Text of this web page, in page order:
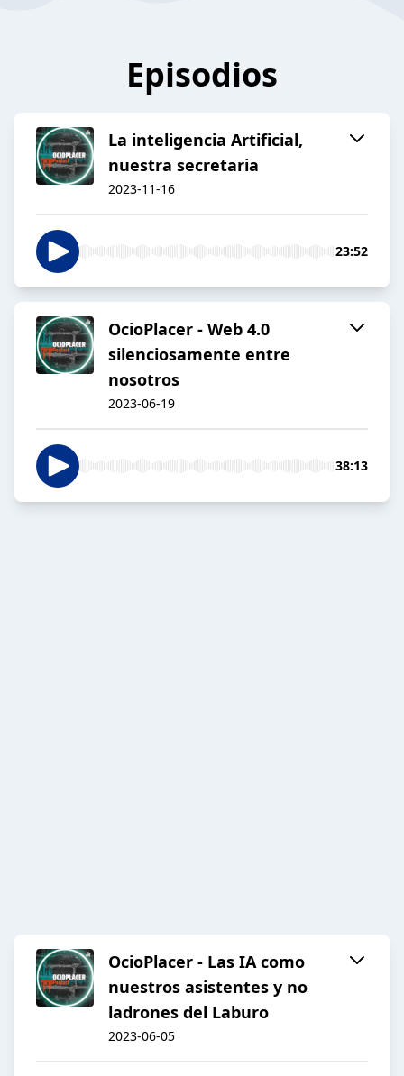
Episodios
La inteligencia Artificial,
nuestra secretaria
2023-11-16
23:52
OcioPlacer - Web 4.0
silenciosamente entre
nosotros
2023-06-19
38:13
OcioPlacer - Las IA como
nuestros asistentes y no
ladrones del Laburo
2023-06-05